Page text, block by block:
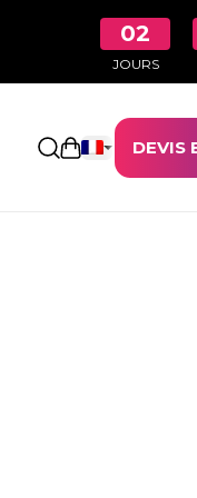
02
JOURS
Ouvrir leDEVIS